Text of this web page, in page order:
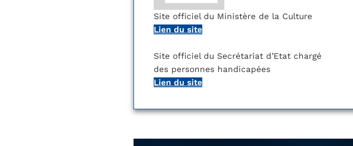
Site officiel du Ministère de la Culture
Lien du site
Site officiel du Secrétariat d’Etat chargé
des personnes handicapées
Lien du site